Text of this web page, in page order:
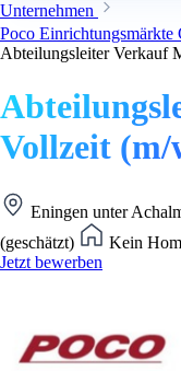
Unternehmen
Poco Einrichtungsmärkte
Abteilungsleiter Verkauf
Vollzeit (m/
Eningen unter
(geschätzt)
Kein
Jetzt bewerben